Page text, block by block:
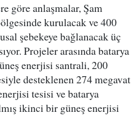
göre anlaşmalar, Şam
kurulacak ve 400
şebekeye bağlanacak üç
Projeler arasında batarya
enerjisi santrali, 200
desteklenen 274 megavat
tesisi ve batarya
ikinci bir güneş enerjisi